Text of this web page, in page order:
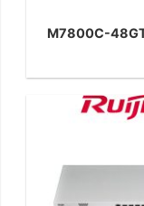
M7800C-